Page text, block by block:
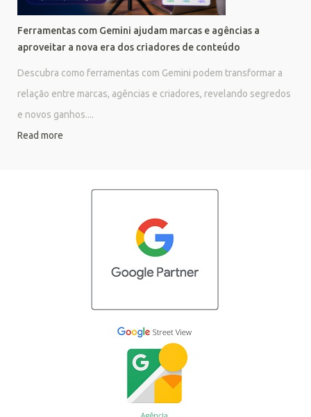
Ferramentas com Gemini ajudam marcas e agências a
aproveitar a nova era dos criadores de conteúdo
Descubra como ferramentas com Gemini podem transformar a
relação entre marcas, agências e criadores, revelando segredos
e novos ganhos....
Read more